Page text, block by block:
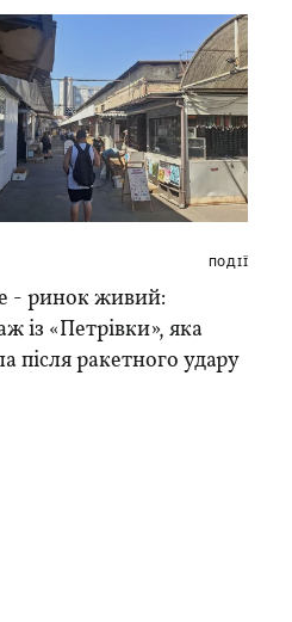
ПОДІЇ
- ринок живий:
із «Петрівки», яка
після ракетного удару